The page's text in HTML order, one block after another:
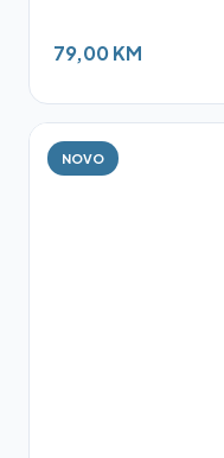
79,00 KM
NOVO